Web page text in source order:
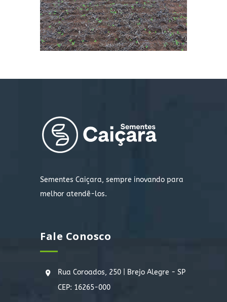
Sementes Caiçara, sempre inovando para
melhor atendê-los.
Fale Conosco
Rua Coroados, 250 | Brejo Alegre - SP
CEP: 16265-000